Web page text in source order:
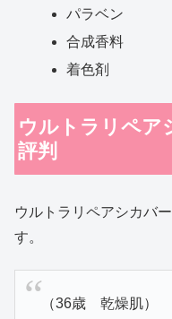
パラベン
合成香料
着色剤
ウルトラリペア
評判
ウルトラリペアシカバ
す。
（36歳 乾燥肌）